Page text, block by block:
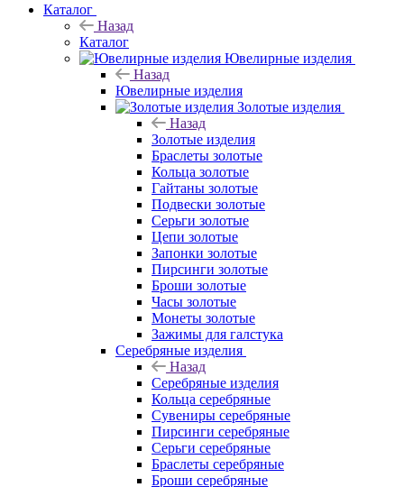
Каталог
Назад
Каталог
Ювелирные изделия
Назад
Ювелирные изделия
Золотые изделия
Назад
Золотые изделия
Браслеты золотые
Кольца золотые
Гайтаны золотые
Подвески золотые
Серьги золотые
Цепи золотые
Запонки золотые
Пирсинги золотые
Броши золотые
Часы золотые
Монеты золотые
Зажимы для галстука
Серебряные изделия
Назад
Серебряные изделия
Кольца серебряные
Сувениры серебряные
Пирсинги серебряные
Серьги серебряные
Браслеты серебряные
Броши серебряные